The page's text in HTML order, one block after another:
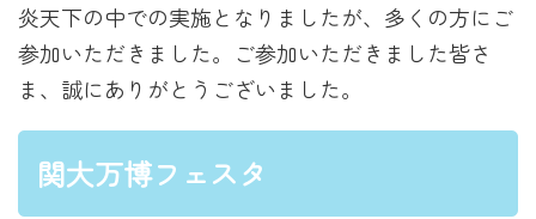
炎天下の中での実施となりましたが、多くの方にご
参加いただきました。ご参加いただきました皆さ
ま、誠にありがとうございました。
関大万博フェスタ